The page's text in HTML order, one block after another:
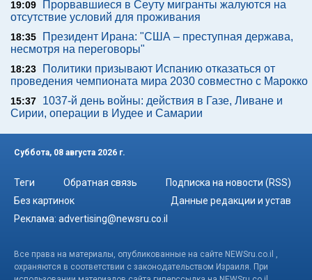
19:09
Прорвавшиеся в Сеуту мигранты жалуются на
отсутствие условий для проживания
18:35
Президент Ирана: "США – преступная держава,
несмотря на переговоры"
18:23
Политики призывают Испанию отказаться от
проведения чемпионата мира 2030 совместно с Марокко
15:37
1037-й день войны: действия в Газе, Ливане и
Сирии, операции в Иудее и Самарии
Суббота, 08 августа 2026 г.
Теги Обратная связь
Подписка на новости (RSS)
Без картинок
Данные редакции и устав
Реклама: advertising@newsru.co.il
Все права на материалы, опубликованные на сайте NEWSru.co.il ,
охраняются в соответствии с законодательством Израиля. При